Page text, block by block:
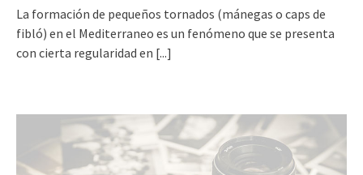
La formación de pequeños tornados (mánegas o caps de
fibló) en el Mediterraneo es un fenómeno que se presenta
con cierta regularidad en [...]